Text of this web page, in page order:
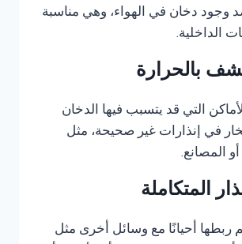
وجود دخان في الهواء، وهي مناسبة
الداخلية.
بالحرارة
التي قد يتسبب فيها الدخان
في إنذارات غير صحيحة، مثل
المصانع.
المتكاملة
ربطها أحيانًا مع وسائل أخرى مثل